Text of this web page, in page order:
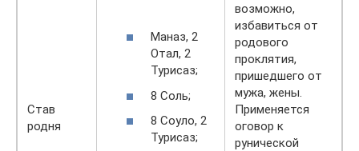
Став
родня
Маназ, 2
Отал, 2
Турисаз;
8 Соль;
8 Соуло, 2
Турисаз;
возможно,
избавиться от
родового
проклятия,
пришедшего от
мужа, жены.
Применяется
оговор к
рунической